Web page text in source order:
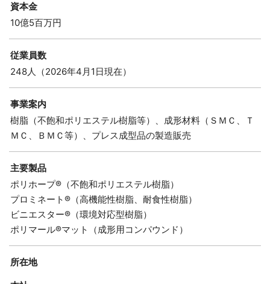
資本金
10億5百万円
従業員数
248人（2026年4月1日現在）
事業案内
樹脂（不飽和ポリエステル樹脂等）、成形材料（ＳＭＣ、Ｔ
ＭＣ、ＢＭＣ等）、プレス成型品の製造販売
主要製品
ポリホープ®（不飽和ポリエステル樹脂）
プロミネート®（高機能性樹脂、耐食性樹脂）
ビニエスター®（環境対応型樹脂）
ポリマール®マット（成形用コンパウンド）
所在地